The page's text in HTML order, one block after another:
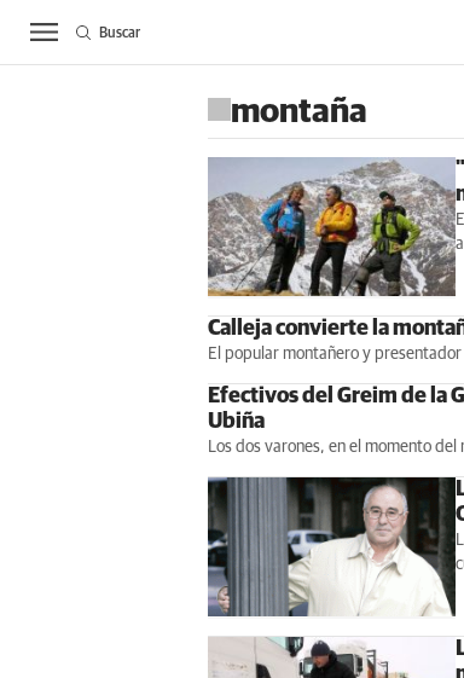
Buscar
montaña
Calleja convierte la
El popular montañero y
Efectivos del Greim de la
Ubiña
Los dos varones, en el momento